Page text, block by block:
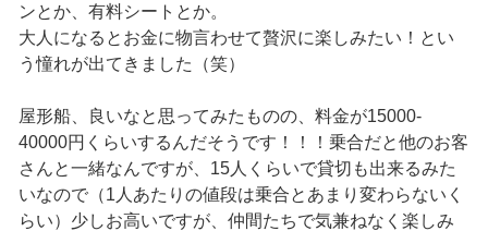
ンとか、有料シートとか。
大人になるとお金に物言わせて贅沢に楽しみたい！とい
う憧れが出てきました（笑）
屋形船、良いなと思ってみたものの、料金が15000-
40000円くらいするんだそうです！！！乗合だと他のお客
さんと一緒なんですが、15人くらいで貸切も出来るみた
いなので（1人あたりの値段は乗合とあまり変わらないく
らい）少しお高いですが、仲間たちで気兼ねなく楽しみ